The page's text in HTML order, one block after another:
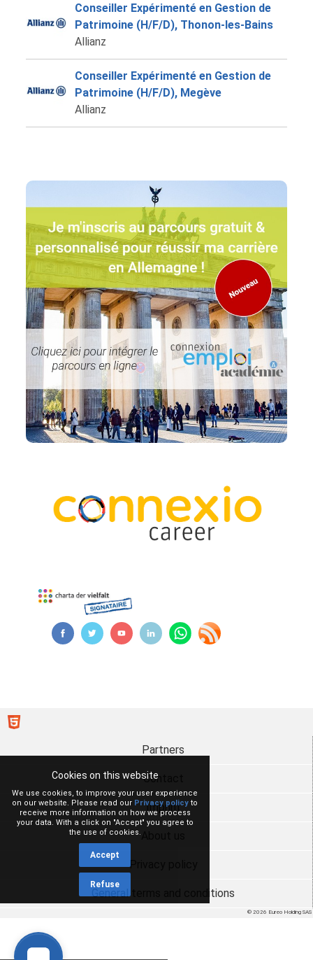
Conseiller Expérimenté en Gestion de
Patrimoine (H/F/D), Thonon-les-Bains
Allianz
Conseiller Expérimenté en Gestion de
Patrimoine (H/F/D), Megève
Allianz
Cookies on this website
We use cookies, to improve your user experience
on our website. Please read our Privacy policy to
receive more information on how we process
your data. With a click on "Accept" you agree to
the use of cookies.
Accept
Refuse
© 2026 Eureo Holding SAS
Partners
Contact
Imprint
Privacy policy
General terms and conditions